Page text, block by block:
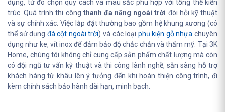
dụng, từ đó chọn quy cách và màu sắc phù hợp với tổng thể kiến
trúc. Quá trình thi công thanh đa năng ngoài trời đòi hỏi kỹ thuật
và sự chính xác. Việc lắp đặt thường bao gồm hệ khung xương (có
thể sử dụng đà cột ngoài trời) và các loại phụ kiện gỗ nhựa chuyên
dụng như ke, vít inox để đảm bảo độ chắc chắn và thẩm mỹ. Tại 3K
Home, chúng tôi không chỉ cung cấp sản phẩm chất lượng mà còn
có đội ngũ tư vấn kỹ thuật và thi công lành nghề, sẵn sàng hỗ trợ
khách hàng từ khâu lên ý tưởng đến khi hoàn thiện công trình, đi
kèm chính sách bảo hành dài hạn, minh bạch.